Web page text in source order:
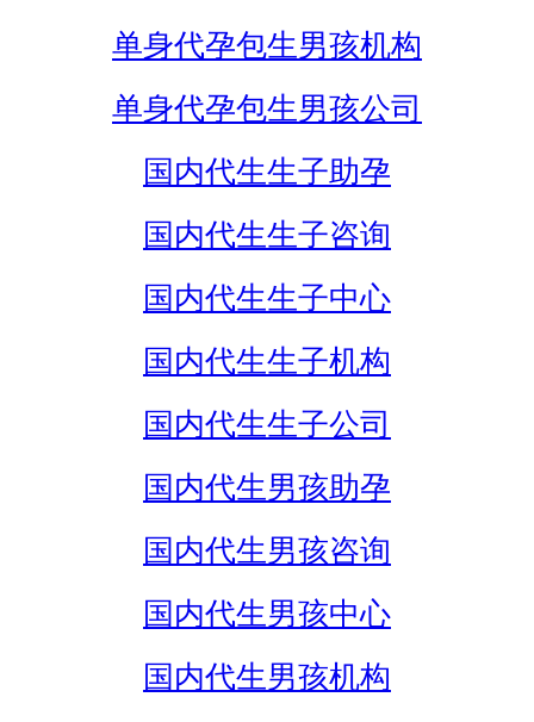
单身代孕包生男孩机构
单身代孕包生男孩公司
国内代生生子助孕
国内代生生子咨询
国内代生生子中心
国内代生生子机构
国内代生生子公司
国内代生男孩助孕
国内代生男孩咨询
国内代生男孩中心
国内代生男孩机构